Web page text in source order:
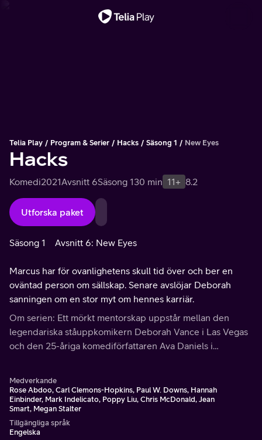
Telia Play Program & Serier Hacks Säsong 1 New Eyes
Hacks
Komedi2021Avsnitt 6Säsong 130 min 11+ 8.2
Utforska paket
Säsong 1 Avsnitt 6: New Eyes
Marcus har för ovanlighetens skull tid över och ber en
oväntad person om sällskap. Senare avslöjar Deborah
sanningen om en stor myt om hennes karriär.
Om serien: Ett mörkt mentorskap uppstår mellan den
legendariska ståuppkomikern Deborah Vance i Las Vegas
och den 25-åriga komediförfattaren Ava Daniels i
Medverkande
Rose Abdoo, Carl Clemons-Hopkins, Paul W. Downs, Hannah
Einbinder, Mark Indelicato, Poppy Liu, Chris McDonald, Jean
Smart, Megan Stalter
Tillgängliga språk
Engelska